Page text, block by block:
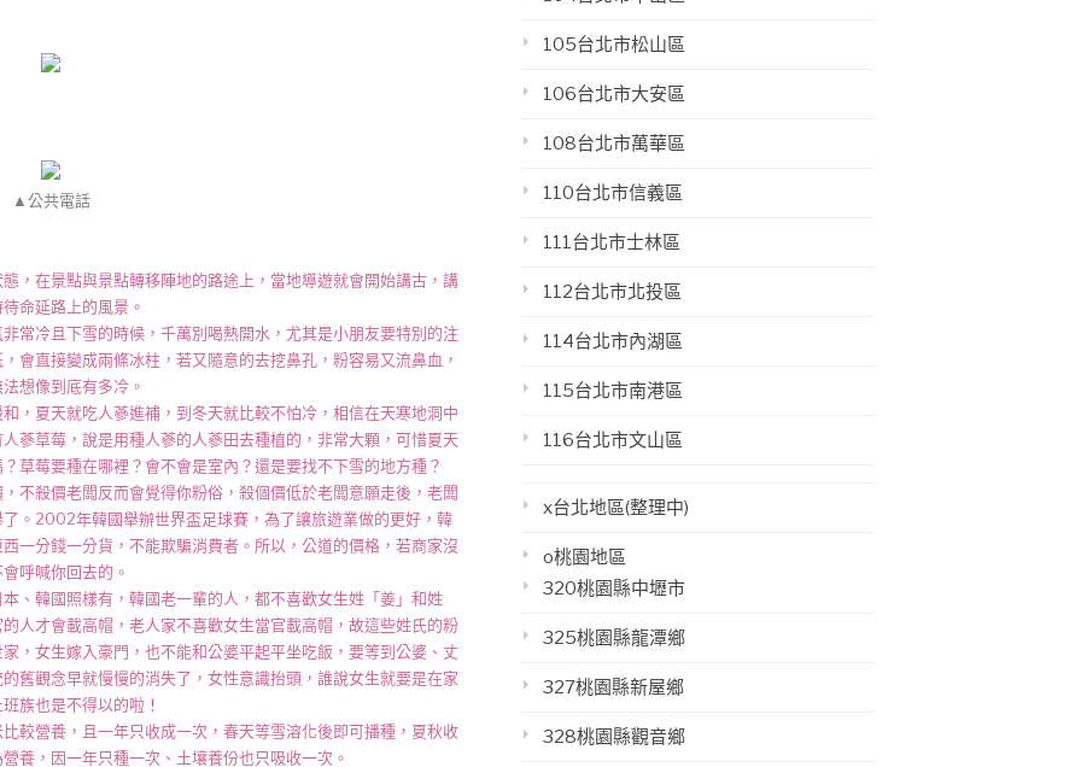
▲公共電話
在景點與景點轉移陣地的路途上，當地導遊就會開始講古，講
命延路上的風景。
冷且下雪的時候，千萬別喝熱開水，尤其是小朋友要特別的注
會直接變成兩條冰柱，若又隨意的去挖鼻孔，粉容易又流鼻血，
想像到底有多冷。
夏天就吃人蔘進補，到冬天就比較不怕冷，相信在天寒地洞中
蔘草莓，說是用種人蔘的人蔘田去種植的，非常大顆，可惜夏天
草莓要種在哪裡？會不會是室內？還是要找不下雪的地方種？
殺價老闆反而會覺得你粉俗，殺個價低於老闆意願走後，老闆
。2002年韓國舉辦世界盃足球賽，為了讓旅遊業做的更好，韓
一分錢一分貨，不能欺騙消費者。所以，公道的價格，若商家沒
呼喊你回去的。
韓國照樣有，韓國老一輩的人，都不喜歡女生姓「姜」和姓
人才會載高帽，老人家不喜歡女生當官載高帽，故這些姓氏的粉
，女生嫁入豪門，也不能和公婆平起平坐吃飯，要等到公婆、丈
舊觀念早就慢慢的消失了，女性意識抬頭，誰說女生就要是在家
族也是不得以的啦！
營養，且一年只收成一次，春天等雪溶化後即可播種，夏秋收
養，因一年只種一次、土壤養份也只吸收一次。
105台北市松山區
106台北市大安區
108台北市萬華區
110台北市信義區
111台北市士林區
112台北市北投區
114台北市內湖區
115台北市南港區
116台北市文山區
x台北地區(整理中)
o桃園地區
320桃園縣中壢市
325桃園縣龍潭鄉
327桃園縣新屋鄉
328桃園縣觀音鄉